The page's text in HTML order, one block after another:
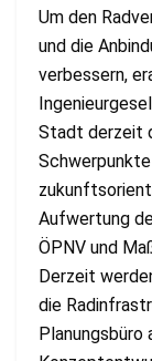
Um den
und die
verbessern,
Stadt derzeit
Aufwertung
ÖPNV und
Derzeit
die
Planungsbüro